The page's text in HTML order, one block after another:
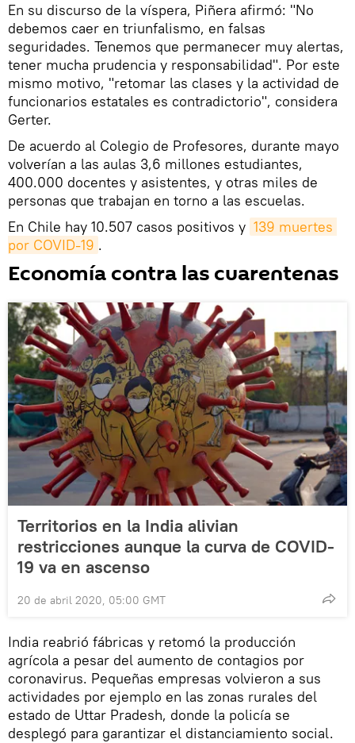
En su discurso de la víspera, Piñera afirmó: "No
debemos caer en triunfalismo, en falsas
seguridades. Tenemos que permanecer muy alertas,
tener mucha prudencia y responsabilidad". Por este
mismo motivo, "retomar las clases y la actividad de
funcionarios estatales es contradictorio", considera
Gerter.
De acuerdo al Colegio de Profesores, durante mayo
volverían a las aulas 3,6 millones estudiantes,
400.000 docentes y asistentes, y otras miles de
personas que trabajan en torno a las escuelas.
En Chile hay 10.507 casos positivos y 139 muertes
por COVID-19 .
Economía contra las cuarentenas
Territorios en la India alivian
restricciones aunque la curva de COVID-
19 va en ascenso
20 de abril 2020, 05:00 GMT
India reabrió fábricas y retomó la producción
agrícola a pesar del aumento de contagios por
coronavirus. Pequeñas empresas volvieron a sus
actividades por ejemplo en las zonas rurales del
estado de Uttar Pradesh, donde la policía se
desplegó para garantizar el distanciamiento social.